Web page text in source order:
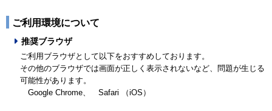
ご利用環境について
推奨ブラウザ
ご利用ブラウザとして以下をおすすめしております。
その他のブラウザでは画面が正しく表示されないなど、問題が生じる
可能性があります。
Google Chrome、 Safari （iOS）